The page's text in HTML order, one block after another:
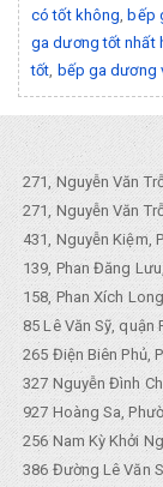
có tốt không ,bếp
ga dương tốt nhất
tốt bếp ga dương
271, Nguyễn Văn
271, Nguyễn Văn
431, Nguyễn Kiệm,
139, Phan Đăng
158, Phan Xích
85 Lê Văn Sỹ, quận
265 Điện Biên Phủ,
327 Nguyễn Đình
927 Hoàng Sa,
256 Nam Kỳ Khởi
386 Đường Lê Văn